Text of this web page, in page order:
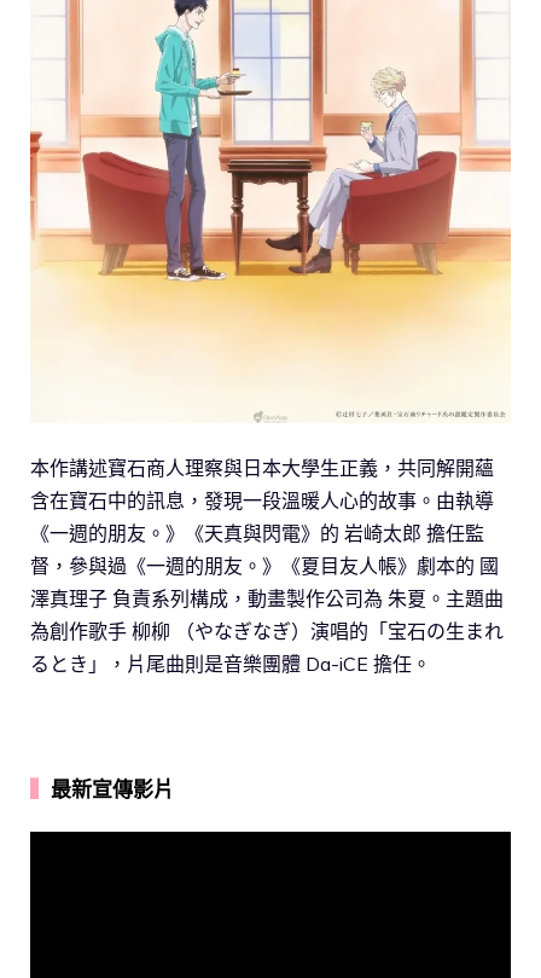
本作講述寶石商人理察與日本大學生正義，共同解開蘊
含在寶石中的訊息，發現一段溫暖人心的故事。由執導
《一週的朋友。》《天真與閃電》的 岩崎太郎 擔任監
督，參與過《一週的朋友。》《夏目友人帳》劇本的 國
澤真理子 負責系列構成，動畫製作公司為 朱夏。主題曲
為創作歌手 柳柳 （やなぎなぎ）演唱的「宝石の生まれ
るとき」，片尾曲則是音樂團體 Da-iCE 擔任。
最新宣傳影片